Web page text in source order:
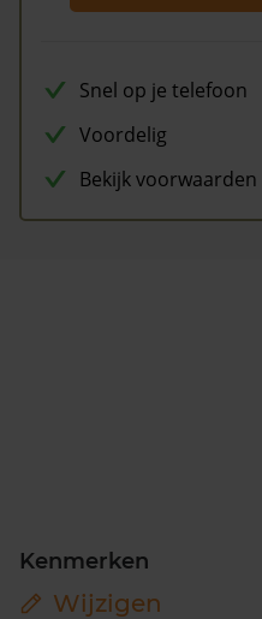
Snel op je telefoon
Voordelig
Bekijk voorwaarden
Kenmerken
Wijzigen